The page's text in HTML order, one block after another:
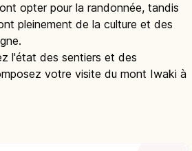
opter pour la randonnée, tandis
pleinement de la culture et des
l'état des sentiers et des
votre visite du mont Iwaki à